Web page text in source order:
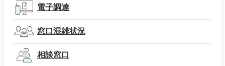
電子調達
窓口混雑状況
相談窓口